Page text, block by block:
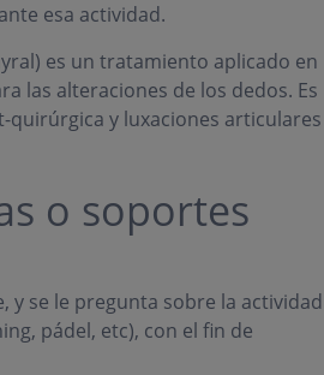
esa actividad.
es un tratamiento aplicado en
las alteraciones de los dedos. Es
y luxaciones articulares
o soportes
y se le pregunta sobre la actividad
pádel, etc), con el fin de